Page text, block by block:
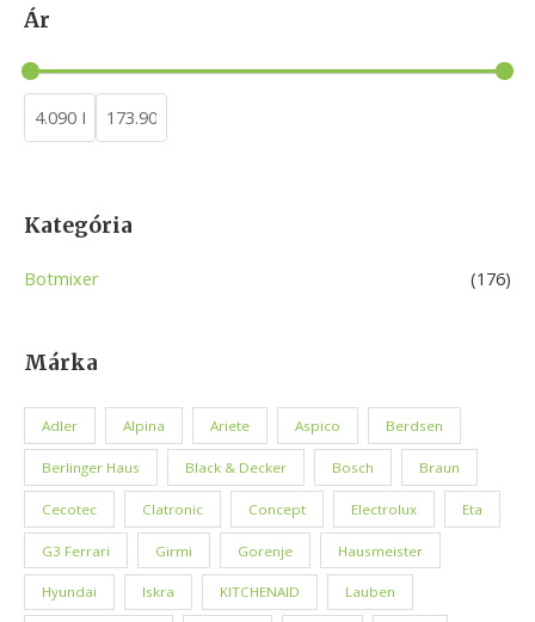
r
c
h
Ár
Kategória
Botmixer (176)
Márka
Adler Alpina Ariete Aspico Berdsen
Berlinger Haus Black & Decker Bosch Braun
Cecotec Clatronic Concept Electrolux Eta
G3 Ferrari Girmi Gorenje Hausmeister
Hyundai Iskra KITCHENAID Lauben